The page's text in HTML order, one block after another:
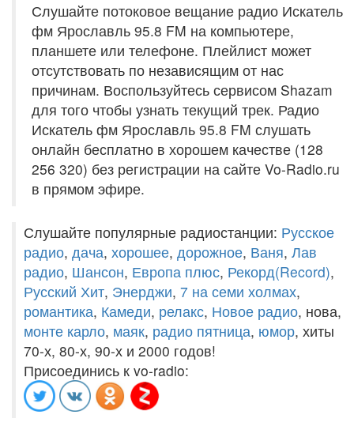
Слушайте потоковое вещание радио Искатель
фм Ярославль 95.8 FM на компьютере,
планшете или телефоне. Плейлист может
отсутствовать по независящим от нас
причинам. Воспользуйтесь сервисом Shazam
для того чтобы узнать текущий трек. Радио
Искатель фм Ярославль 95.8 FM слушать
онлайн бесплатно в хорошем качестве (128
256 320) без регистрации на сайте Vo-Radio.ru
в прямом эфире.
Слушайте популярные радиостанции: Русское
радио, дача, хорошее, дорожное, Ваня, Лав
радио, Шансон, Европа плюс, Рекорд(Record),
Русский Хит, Энерджи, 7 на семи холмах,
романтика, Камеди, релакс, Новое радио, нова,
монте карло, маяк, радио пятница, юмор, хиты
70-х, 80-х, 90-х и 2000 годов!
Присоединись к vo-radio: